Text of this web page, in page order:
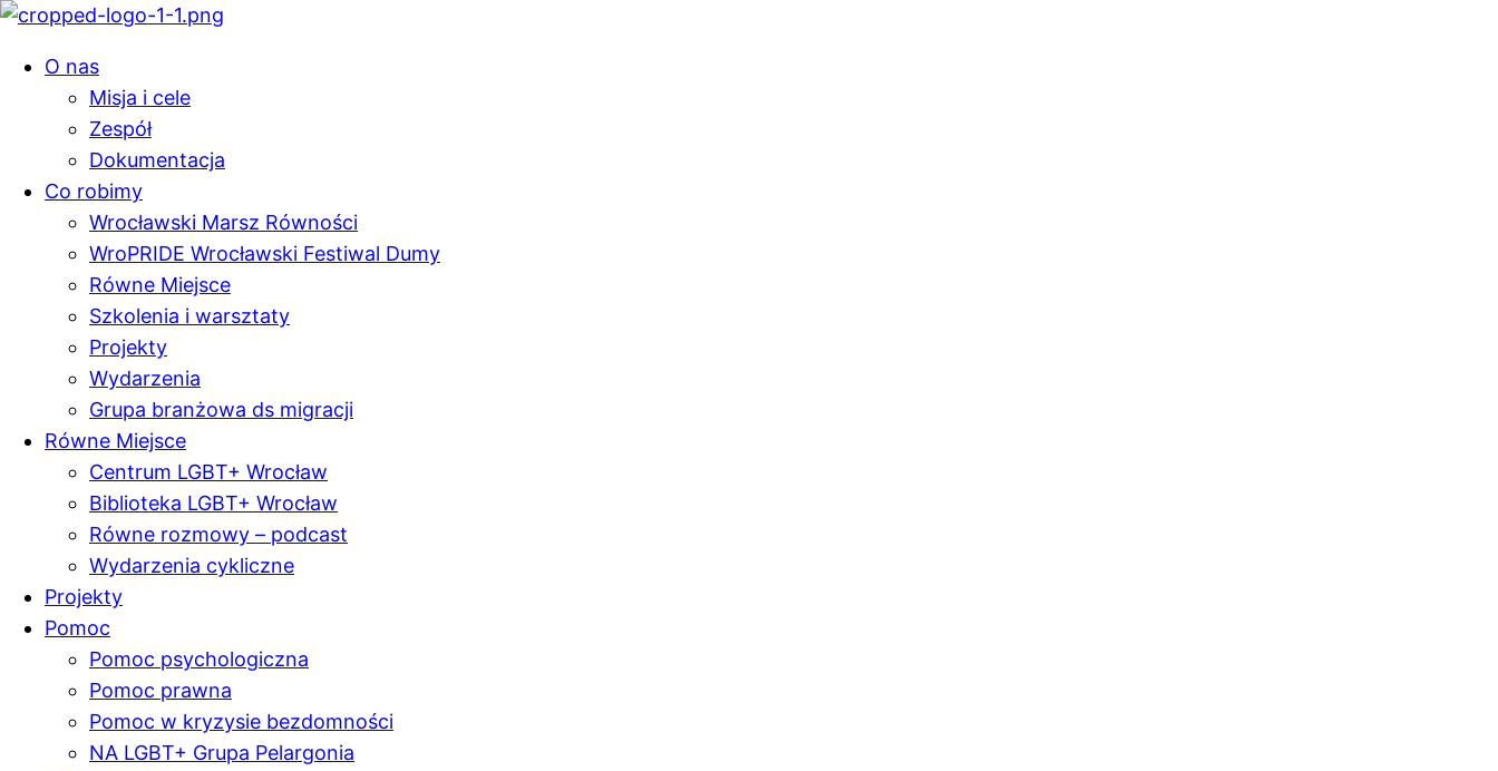
O nas
Misja i cele
Zespół
Dokumentacja
Co robimy
Wrocławski Marsz Równości
WroPRIDE Wrocławski Festiwal Dumy
Równe Miejsce
Szkolenia i warsztaty
Projekty
Wydarzenia
Grupa branżowa ds migracji
Równe Miejsce
Centrum LGBT+ Wrocław
Biblioteka LGBT+ Wrocław
Równe rozmowy – podcast
Wydarzenia cykliczne
Projekty
Pomoc
Pomoc psychologiczna
Pomoc prawna
Pomoc w kryzysie bezdomności
NA LGBT+ Grupa Pelargonia